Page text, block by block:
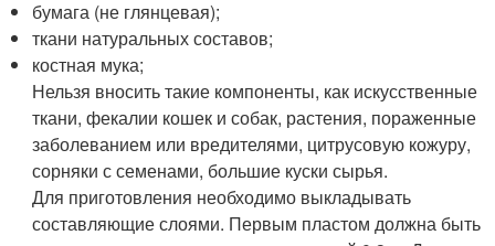
бумага (не глянцевая);
ткани натуральных составов;
костная мука;
Нельзя вносить такие компоненты, как искусственные
ткани, фекалии кошек и собак, растения, пораженные
заболеванием или вредителями, цитрусовую кожуру,
сорняки с семенами, большие куски сырья.
Для приготовления необходимо выкладывать
составляющие слоями. Первым пластом должна быть